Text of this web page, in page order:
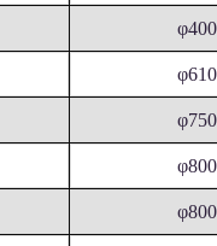
φ400
φ610
φ750
φ800
φ800